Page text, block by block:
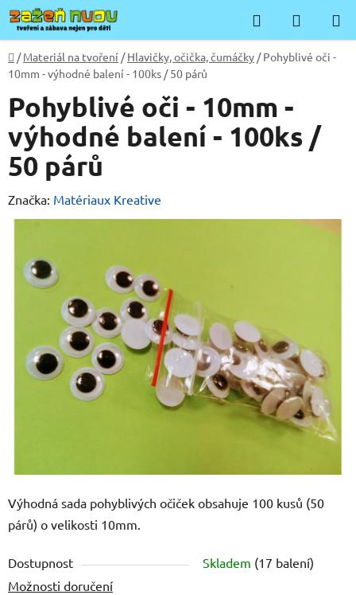
Přejít
na
obsah
Hledat
KOŠÍK
Domů
/ Materiál na tvoření / Hlavičky, očička, čumáčky / Pohyblivé oči -
10mm - výhodné balení - 100ks / 50 párů
Výhodná sada pohyblivých očiček obsahuje 100 kusů (50
párů) o velikosti 10mm.
Dostupnost Skladem (17 balení)
Možnosti doručení
Pohyblivé oči - 10mm -
výhodné balení - 100ks /
50 párů
Značka: Matériaux Kreative